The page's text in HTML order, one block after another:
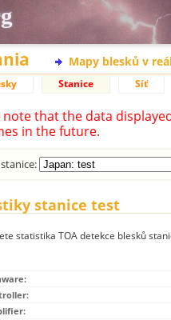
Mapy blesků v
Stanice Síť
note that the data
in the future.
stanice test
statistika TOA detekce blesků